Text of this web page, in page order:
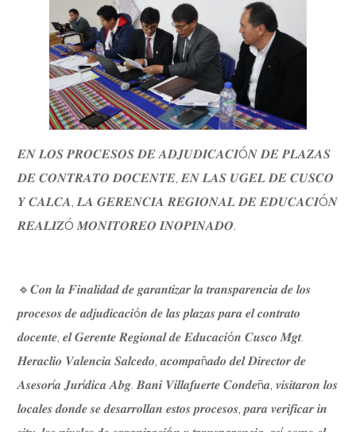
𝑬𝑵 𝑳𝑶𝑺 𝑷𝑹𝑶𝑪𝑬𝑺𝑶𝑺 𝑫𝑬 𝑨𝑫𝑱𝑼𝑫𝑰𝑪𝑨𝑪𝑰Ó𝑵 𝑫𝑬 𝑷𝑳𝑨𝒁𝑨𝑺
𝑫𝑬 𝑪𝑶𝑵𝑻𝑹𝑨𝑻𝑶 𝑫𝑶𝑪𝑬𝑵𝑻𝑬, 𝑬𝑵 𝑳𝑨𝑺 𝑼𝑮𝑬𝑳 𝑫𝑬 𝑪𝑼𝑺𝑪𝑶
𝒀 𝑪𝑨𝑳𝑪𝑨, 𝑳𝑨 𝑮𝑬𝑹𝑬𝑵𝑪𝑰𝑨 𝑹𝑬𝑮𝑰𝑶𝑵𝑨𝑳 𝑫𝑬 𝑬𝑫𝑼𝑪𝑨𝑪𝑰Ó𝑵
𝑹𝑬𝑨𝑳𝑰𝒁Ó 𝑴𝑶𝑵𝑰𝑻𝑶𝑹𝑬𝑶 𝑰𝑵𝑶𝑷𝑰𝑵𝑨𝑫𝑶.
🔹𝑪𝒐𝒏 𝒍𝒂 𝑭𝒊𝒏𝒂𝒍𝒊𝒅𝒂𝒅 𝒅𝒆 𝒈𝒂𝒓𝒂𝒏𝒕𝒊𝒛𝒂𝒓 𝒍𝒂 𝒕𝒓𝒂𝒏𝒔𝒑𝒂𝒓𝒆𝒏𝒄𝒊𝒂 𝒅𝒆 𝒍𝒐𝒔
𝒑𝒓𝒐𝒄𝒆𝒔𝒐𝒔 𝒅𝒆 𝒂𝒅𝒋𝒖𝒅𝒊𝒄𝒂𝒄𝒊ó𝒏 𝒅𝒆 𝒍𝒂𝒔 𝒑𝒍𝒂𝒛𝒂𝒔 𝒑𝒂𝒓𝒂 𝒆𝒍 𝒄𝒐𝒏𝒕𝒓𝒂𝒕𝒐
𝒅𝒐𝒄𝒆𝒏𝒕𝒆, 𝒆𝒍 𝑮𝒆𝒓𝒆𝒏𝒕𝒆 𝑹𝒆𝒈𝒊𝒐𝒏𝒂𝒍 𝒅𝒆 𝑬𝒅𝒖𝒄𝒂𝒄𝒊ó𝒏 𝑪𝒖𝒔𝒄𝒐 𝑴𝒈𝒕.
𝑯𝒆𝒓𝒂𝒄𝒍𝒊𝒐 𝑽𝒂𝒍𝒆𝒏𝒄𝒊𝒂 𝑺𝒂𝒍𝒄𝒆𝒅𝒐, 𝒂𝒄𝒐𝒎𝒑𝒂ñ𝒂𝒅𝒐 𝒅𝒆𝒍 𝑫𝒊𝒓𝒆𝒄𝒕𝒐𝒓 𝒅𝒆
𝑨𝒔𝒆𝒔𝒐𝒓í𝒂 𝑱𝒖𝒓í𝒅𝒊𝒄𝒂 𝑨𝒃𝒈. 𝑩𝒂𝒏𝒊 𝑽𝒊𝒍𝒍𝒂𝒇𝒖𝒆𝒓𝒕𝒆 𝑪𝒐𝒏𝒅𝒆ñ𝒂, 𝒗𝒊𝒔𝒊𝒕𝒂𝒓𝒐𝒏 𝒍𝒐𝒔
𝒍𝒐𝒄𝒂𝒍𝒆𝒔 𝒅𝒐𝒏𝒅𝒆 𝒔𝒆 𝒅𝒆𝒔𝒂𝒓𝒓𝒐𝒍𝒍𝒂𝒏 𝒆𝒔𝒕𝒐𝒔 𝒑𝒓𝒐𝒄𝒆𝒔𝒐𝒔, 𝒑𝒂𝒓𝒂 𝒗𝒆𝒓𝒊𝒇𝒊𝒄𝒂𝒓 𝒊𝒏